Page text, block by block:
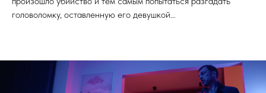
головоломку, оставленную его девушкой…